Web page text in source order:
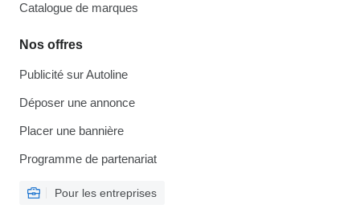
Catalogue de marques
Nos offres
Publicité sur Autoline
Déposer une annonce
Placer une bannière
Programme de partenariat
Pour les entreprises